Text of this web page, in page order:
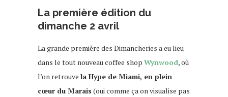
La première édition du
dimanche 2 avril
La grande première des Dimancheries a eu lieu
dans le tout nouveau coffee shop Wynwood, où
l’on retrouve la Hype de Miami, en plein
cœur du Marais (oui comme ça on visualise pas